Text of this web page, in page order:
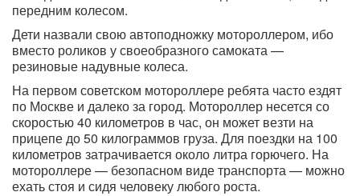
передним колесом.
Дети назвали свою автоподножку мотороллером, ибо
вместо роликов у своеобразного самоката —
резиновые надувные колеса.
На первом советском мотороллере ребята часто ездят
по Москве и далеко за город. Мотороллер несется со
скоростью 40 километров в час, он может везти на
прицепе до 50 килограммов груза. Для поездки на 100
километров затрачивается около литра горючего. На
мотороллере — безопасном виде транспорта — можно
ехать стоя и сидя человеку любого роста.